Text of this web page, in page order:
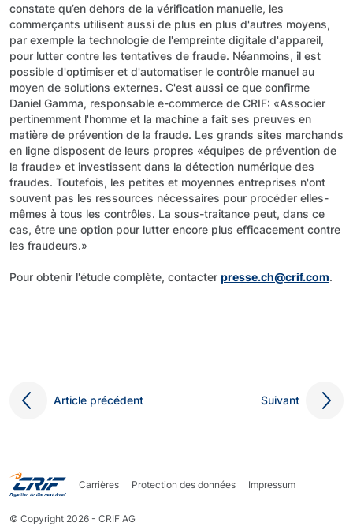
constate qu’en dehors de la vérification manuelle, les
commerçants utilisent aussi de plus en plus d'autres moyens,
par exemple la technologie de l'empreinte digitale d'appareil,
pour lutter contre les tentatives de fraude. Néanmoins, il est
possible d'optimiser et d'automatiser le contrôle manuel au
moyen de solutions externes. C'est aussi ce que confirme
Daniel Gamma, responsable e-commerce de CRIF: «Associer
pertinemment l'homme et la machine a fait ses preuves en
matière de prévention de la fraude. Les grands sites marchands
en ligne disposent de leurs propres «équipes de prévention de
la fraude» et investissent dans la détection numérique des
fraudes. Toutefois, les petites et moyennes entreprises n'ont
souvent pas les ressources nécessaires pour procéder elles-
mêmes à tous les contrôles. La sous-traitance peut, dans ce
cas, être une option pour lutter encore plus efficacement contre
les fraudeurs.»
Pour obtenir l'étude complète, contacter presse.ch@crif.com.
Article précédent Suivant
Carrières Protection des données Impressum
© Copyright 2026 - CRIF AG